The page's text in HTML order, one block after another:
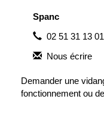
Spanc
02 51 31 13 01
Nous écrire
Demander une
fonctionnement ou